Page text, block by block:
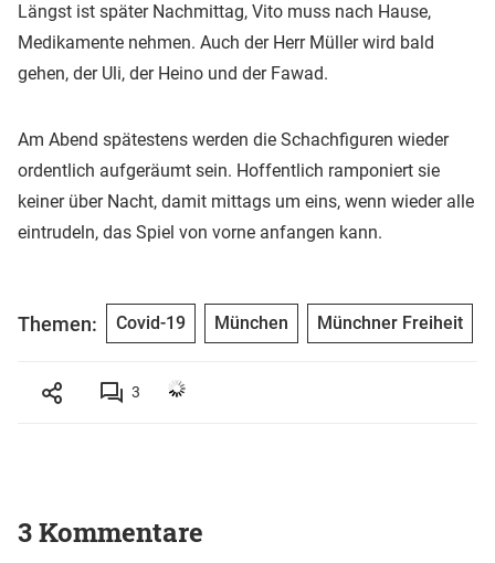
Längst ist später Nachmittag, Vito muss nach Hause,
Medikamente nehmen. Auch der Herr Müller wird bald
gehen, der Uli, der Heino und der Fawad.
Am Abend spätestens werden die Schachfiguren wieder
ordentlich aufgeräumt sein. Hoffentlich ramponiert sie
keiner über Nacht, damit mittags um eins, wenn wieder alle
eintrudeln, das Spiel von vorne anfangen kann.
Themen: Covid-19 München Münchner Freiheit
3
3 Kommentare